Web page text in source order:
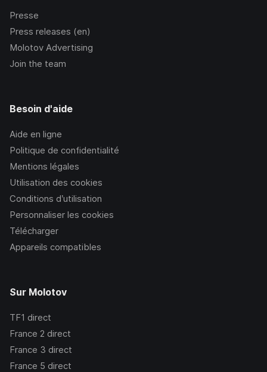
Presse
Press releases (en)
Molotov Advertising
Join the team
Besoin d'aide
Aide en ligne
Politique de confidentialité
Mentions légales
Utilisation des cookies
Conditions d’utilisation
Personnaliser les cookies
Télécharger
Appareils compatibles
Sur Molotov
TF1 direct
France 2 direct
France 3 direct
France 5 direct